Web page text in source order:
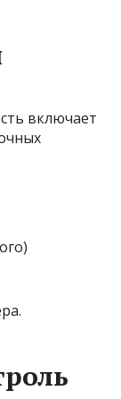
включает